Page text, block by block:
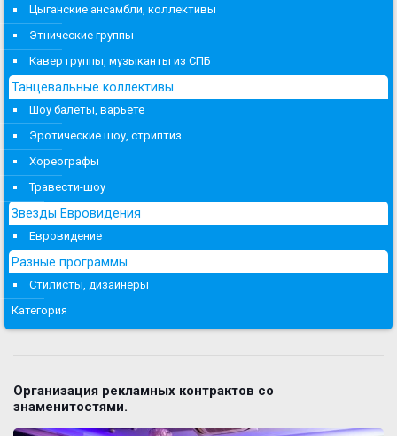
Цыганские ансамбли, коллективы
Этнические группы
Кавер группы, музыканты из СПБ
Танцевальные коллективы
Шоу балеты, варьете
Эротические шоу, стриптиз
Хореографы
Травести-шоу
Звезды Евровидения
Евровидение
Разные программы
Стилисты, дизайнеры
Категория
Организация рекламных контрактов со
знаменитостями.